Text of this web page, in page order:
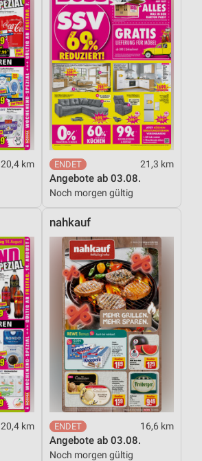
20,4 km 21,3 km
Angebote ab 03.08.
Noch morgen gültig
20,4 km
nahkauf
16,6 km
Angebote ab 03.08.
Noch morgen gültig